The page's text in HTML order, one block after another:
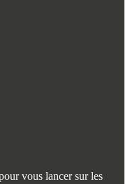
vous lancer sur les